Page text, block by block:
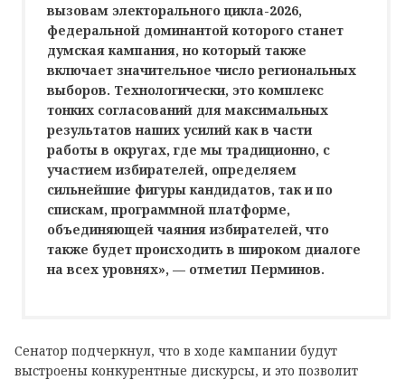
вызовам электорального цикла-2026,
федеральной доминантой которого станет
думская кампания, но который также
включает значительное число региональных
выборов. Технологически, это комплекс
тонких согласований для максимальных
результатов наших усилий как в части
работы в округах, где мы традиционно, с
участием избирателей, определяем
сильнейшие фигуры кандидатов, так и по
спискам, программной платформе,
объединяющей чаяния избирателей, что
также будет происходить в широком диалоге
на всех уровнях», — отметил Перминов.
Сенатор подчеркнул, что в ходе кампании будут
выстроены конкурентные дискурсы, и это позволит